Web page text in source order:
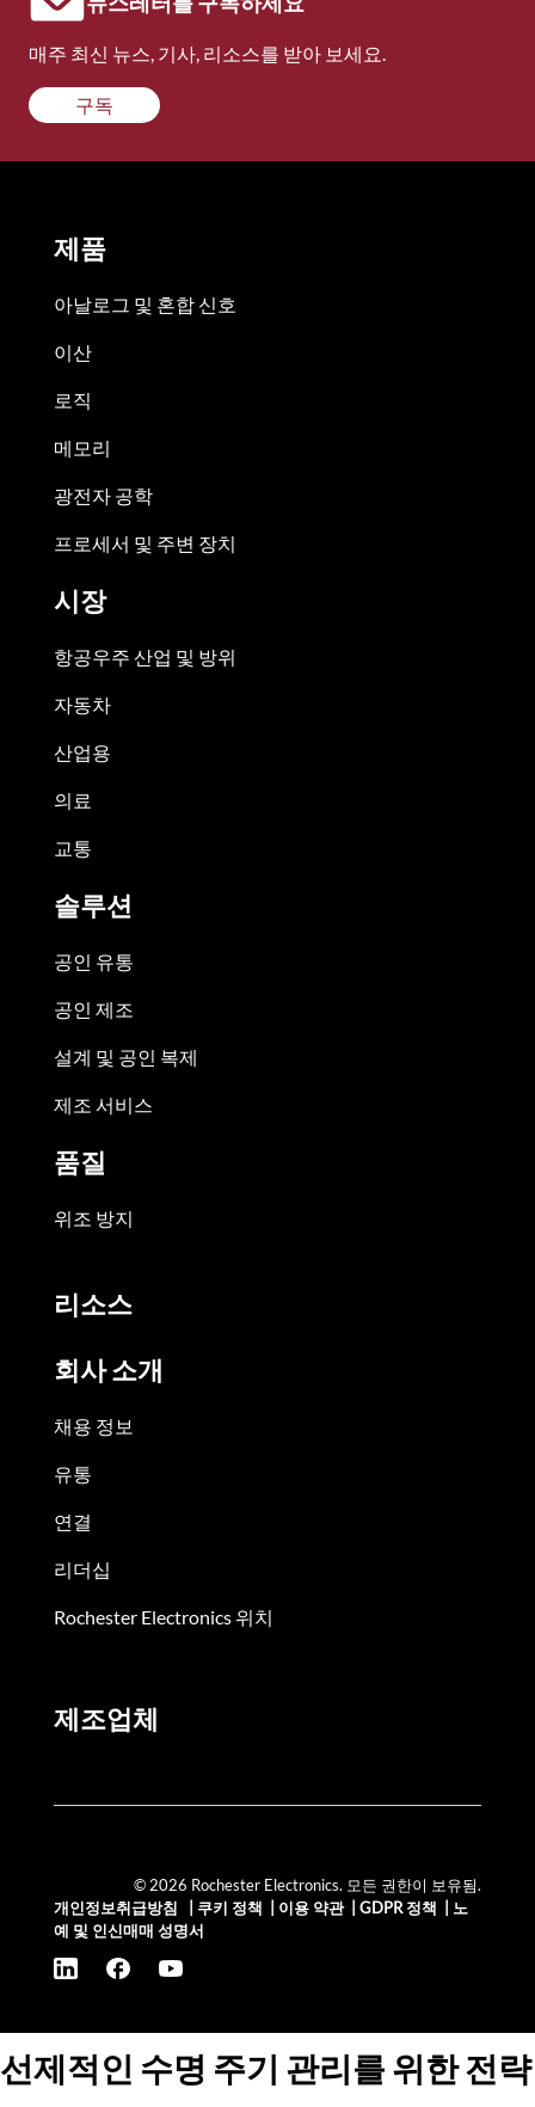
매주 최신 뉴스, 기사, 리소스를 받아 보세요.
구독
제품
아날로그 및 혼합 신호
이산
로직
메모리
광전자 공학
프로세서 및 주변 장치
시장
항공우주 산업 및 방위
자동차
산업용
의료
교통
솔루션
공인 유통
공인 제조
설계 및 공인 복제
제조 서비스
품질
위조 방지
리소스
회사 소개
채용 정보
유통
연결
리더십
Rochester Electronics 위치
제조업체
© 2026 Rochester Electronics. 모든 권한이 보유됨.
개인정보취급방침
쿠키 정책 이용 약관| GDPR 정책
노
예 및 인신매매 성명서
선제적인 수명 주기 관리를 위한 전략